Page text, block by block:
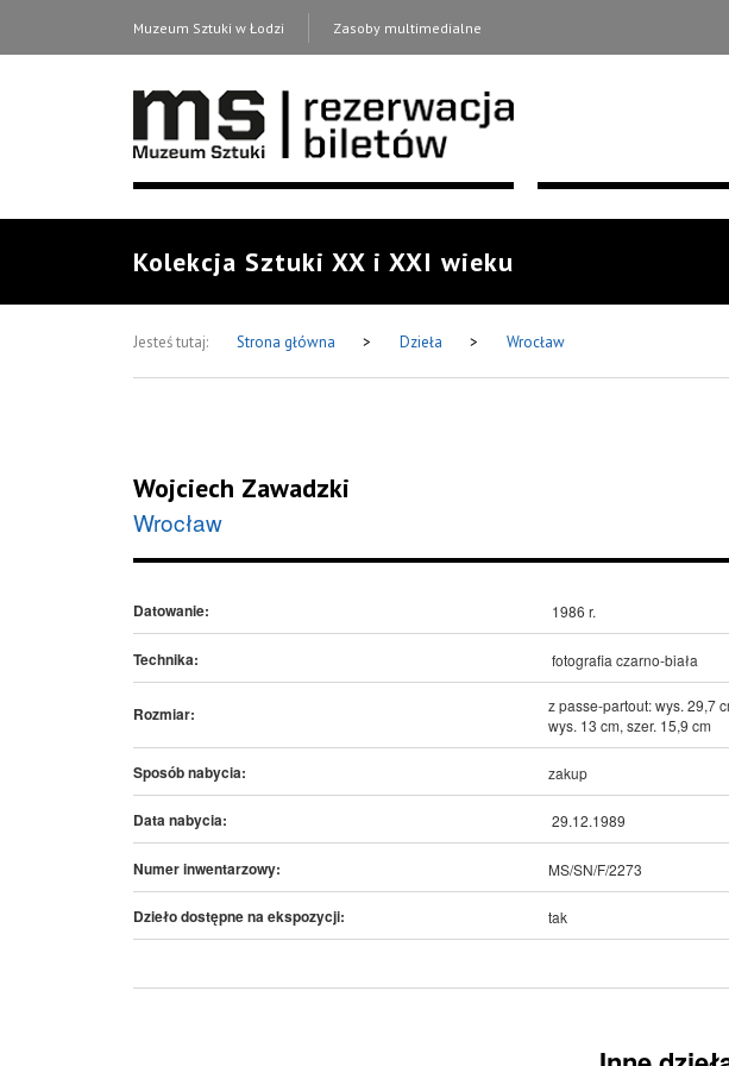
Muzeum Sztuki w Łodzi Zasoby multimedialne
Kolekcja Sztuki XX i XXI wieku
Jesteś tutaj: Strona główna > Dzieła > Wrocław
Wojciech Zawadzki
Wrocław
Datowanie: 1986 r.
Technika: fotografia czarno-biała
Rozmiar:
z passe-partout: wys. 29,7
wys. 13 cm, szer. 15,9 cm
Sposób nabycia: zakup
Data nabycia: 29.12.1989
Numer inwentarzowy: MS/SN/F/2273
Dzieło dostępne na ekspozycji: tak